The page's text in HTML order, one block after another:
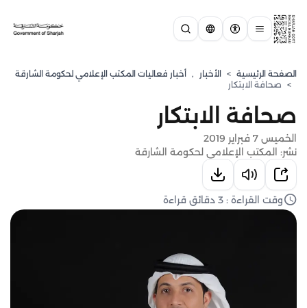
الصفحة الرئيسية > الأخبار , أخبار فعاليات المكتب الإعلامي لحكومة الشارقة
> صحافة الابتكار
صحافة الابتكار
الخميس 7 فبراير 2019
نشر: المكتب الإعلامي لحكومة الشارقة
وقت القراءة : 3 دقائق قراءة